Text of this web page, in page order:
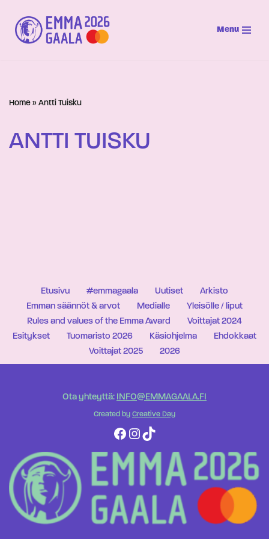
Siirry
suoraan
Menu
Home » Antti Tuisku
ANTTI TUISKU
Etusivu #emmagaala Uutiset
Arkisto
Emman säännöt & arvot
Medialle
Yleisölle / liput
Rules and values of the Emma Award
Voittajat 2024
Esitykset
Tuomaristo 2026 Käsiohjelma
Ehdokkaat
Voittajat 2025
2026
Ota yhteyttä: INFO@EMMAGAALA.FI
Created by Creative Day